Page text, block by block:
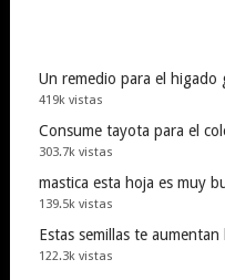
Un remedio para el higado
419k vistas
Consume tayota para el
303.7k vistas
mastica esta hoja es muy
139.5k vistas
Estas semillas te
122.3k vistas